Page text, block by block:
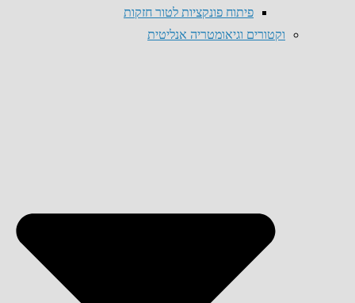
פיתוח פונקציות לטור חזקות
וקטורים וגיאומטריה אנליטית